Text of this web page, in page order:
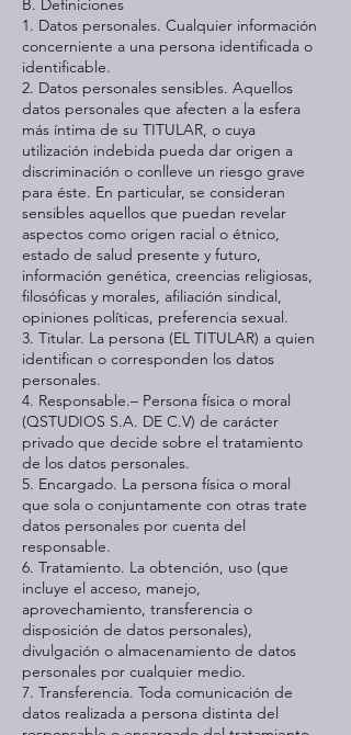
B. Definiciones
1. Datos personales. Cualquier información
concerniente a una persona identificada o
identificable.
2. Datos personales sensibles. Aquellos
datos personales que afecten a la esfera
más íntima de su TITULAR, o cuya
utilización indebida pueda dar origen a
discriminación o conlleve un riesgo grave
para éste. En particular, se consideran
sensibles aquellos que puedan revelar
aspectos como origen racial o étnico,
estado de salud presente y futuro,
información genética, creencias religiosas,
filosóficas y morales, afiliación sindical,
opiniones políticas, preferencia sexual.
3. Titular. La persona (EL TITULAR) a quien
identifican o corresponden los datos
personales.
4. Responsable.– Persona física o moral
(QSTUDIOS S.A. DE C.V) de carácter
privado que decide sobre el tratamiento
de los datos personales.
5. Encargado. La persona física o moral
que sola o conjuntamente con otras trate
datos personales por cuenta del
responsable.
6. Tratamiento. La obtención, uso (que
incluye el acceso, manejo,
aprovechamiento, transferencia o
disposición de datos personales),
divulgación o almacenamiento de datos
personales por cualquier medio.
7. Transferencia. Toda comunicación de
datos realizada a persona distinta del